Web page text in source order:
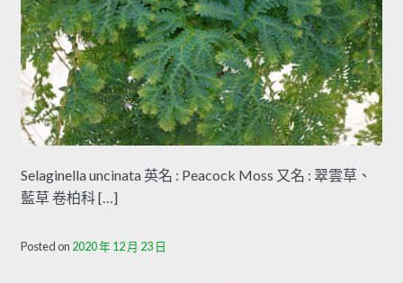
Selaginella uncinata 英名 : Peacock Moss 又名 : 翠雲草、
藍草 卷柏科 […]
Posted on 2020 年 12 月 23 日